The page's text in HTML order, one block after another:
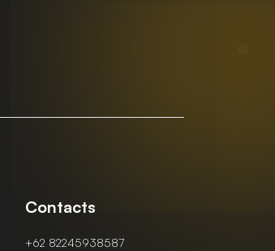
Contacts
+62 82245938587